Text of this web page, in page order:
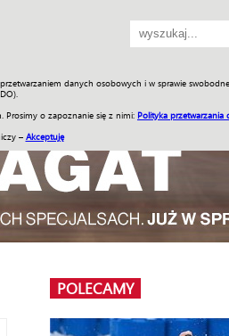
danych osobowych i w sprawie
Prosimy o zapoznanie się z nimi: Polityka przetwarzania
– Akceptuję
SKLEP Jednodniówki
POLECAMY